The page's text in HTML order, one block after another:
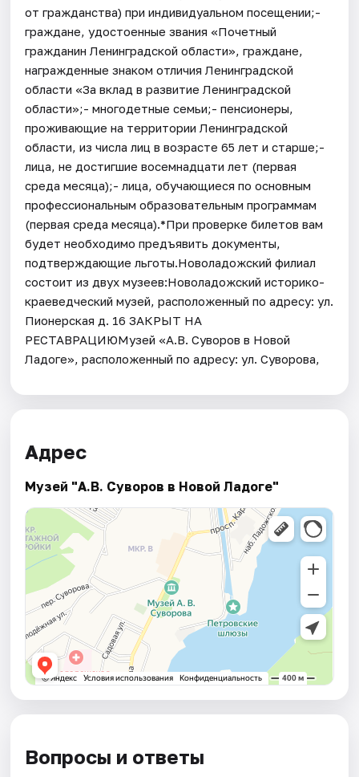
от гражданства) при индивидуальном посещении;-
граждане, удостоенные звания «Почетный
гражданин Ленинградской области», граждане,
награжденные знаком отличия Ленинградской
области «За вклад в развитие Ленинградской
области»;- многодетные семьи;- пенсионеры,
проживающие на территории Ленинградской
области, из числа лиц в возрасте 65 лет и старше;-
лица, не достигшие восемнадцати лет (первая
среда месяца);- лица, обучающиеся по основным
профессиональным образовательным программам
(первая среда месяца).*При проверке билетов вам
будет необходимо предъявить документы,
подтверждающие льготы.Новоладожский филиал
состоит из двух музеев:Новоладожский историко-
краеведческий музей, расположенный по адресу: ул.
Пионерская д. 16 ЗАКРЫТ НА
РЕСТАВРАЦИЮМузей «А.В. Суворов в Новой
Ладоге», расположенный по адресу: ул. Суворова,
Адрес
Музей "А.В. Суворов в Новой Ладоге"
Вопросы и ответы